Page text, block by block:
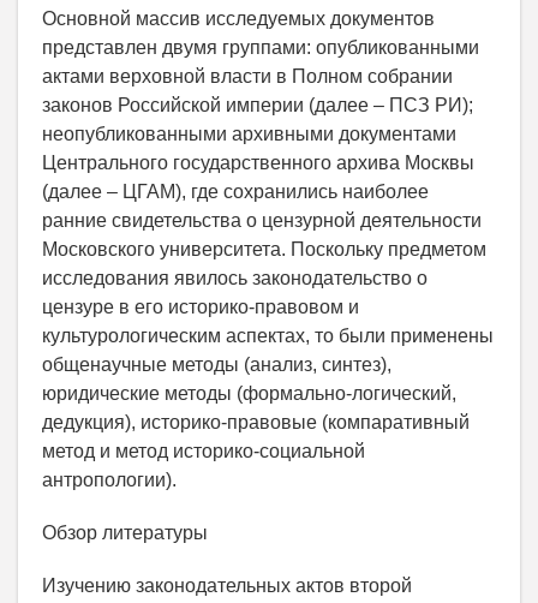
Основной массив исследуемых документов
представлен двумя группами: опубликованными
актами верховной власти в Полном собрании
законов Российской империи (далее – ПСЗ РИ);
неопубликованными архивными документами
Центрального государственного архива Москвы
(далее – ЦГАМ), где сохранились наиболее
ранние свидетельства о цензурной деятельности
Московского университета. Поскольку предметом
исследования явилось законодательство о
цензуре в его историко-правовом и
культурологическим аспектах, то были применены
общенаучные методы (анализ, синтез),
юридические методы (формально-логический,
дедукция), историко-правовые (компаративный
метод и метод историко-социальной
антропологии).
Обзор литературы
Изучению законодательных актов второй